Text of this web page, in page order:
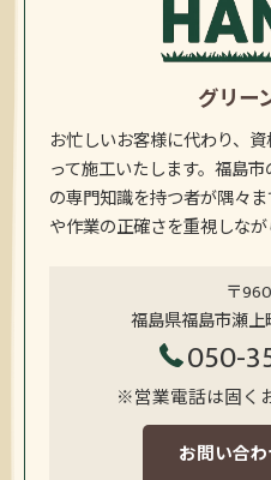
グリー
お忙しいお客様に代わり、
って施工いたします。福島
の専門知識を持つ者が隅々
や作業の正確さを重視しなが
〒
福島県福島市瀬上
050-
※営業電話は固く
お問い合